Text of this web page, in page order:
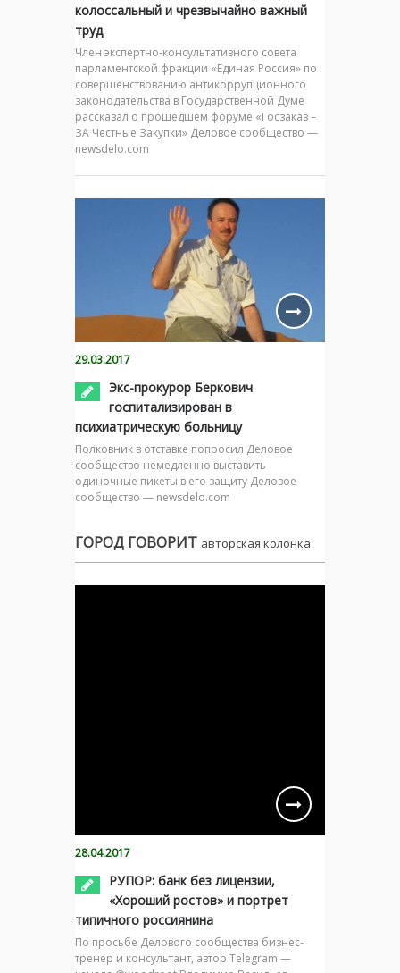
колоссальный и чрезвычайно важный
труд
Член экспертно-консультативного совета
парламентской фракции «Единая Россия» по
совершенствованию антикоррупционного
законодательства в Государственной Думе
рассказал о прошедшем форуме «Госзаказ –
ЗА Честные Закупки» Деловое сообщество —
newsdelo.com
29.03.2017
Экс-прокурор Беркович
госпитализирован в
психиатрическую больницу
Полковник в отставке попросил Деловое
сообщество немедленно выставить
одиночные пикеты в его защиту Деловое
сообщество — newsdelo.com
ГОРОД ГОВОРИТ авторская колонка
28.04.2017
РУПОР: банк без лицензии,
«Хороший ростов» и портрет
типичного россиянина
По просьбе Делового сообщества бизнес-
тренер и консультант, автор Telegram —